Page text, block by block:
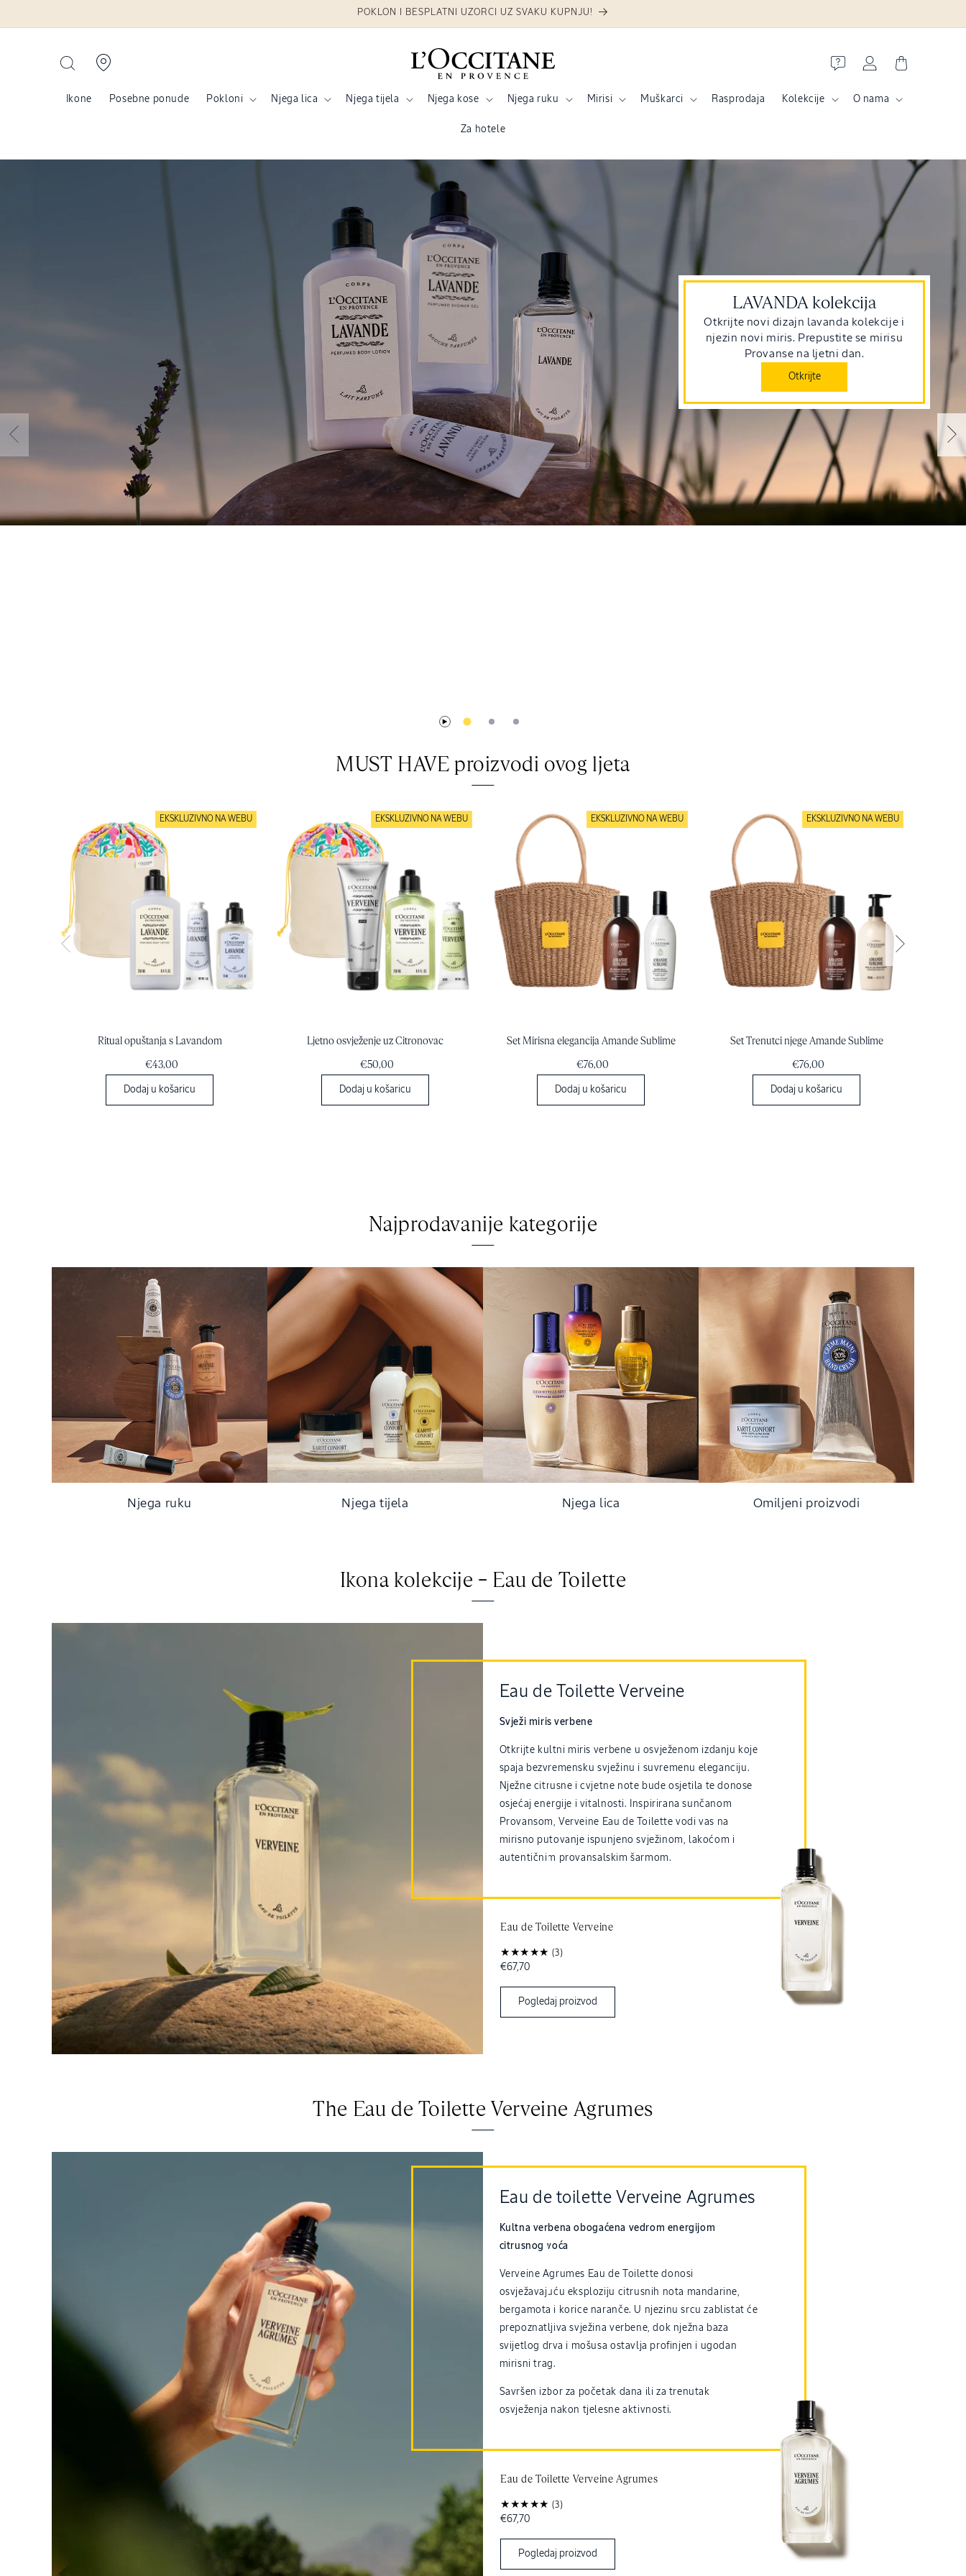
POKLON I BESPLATNI UZORCI UZ SVAKU KUPNJU!
Ikone Posebne ponude Pokloni Njega lica Njega tijela Njega kose Njega ruku Mirisi Muškarci Rasprodaja Kolekcije O nama
Za hotele
Prijava Košarica
LAVANDA kolekcija
Otkrijte novi dizajn lavanda kolekcije i
njezin novi miris. Prepustite se mirisu
Provanse na ljetni dan.
Otkrijte
MUST HAVE proizvodi ovog ljeta
EKSKLUZIVNO NA WEBU
Ritual opuštanja s Lavandom
€43,00
Dodaj u košaricu
EKSKLUZIVNO NA WEBU
Ljetno osvježenje uz Citronovac
€50,00
Dodaj u košaricu
EKSKLUZIVNO NA WEBU
Set Mirisna elegancija Amande Sublime
€76,00
Dodaj u košaricu
EKSKLUZIVNO NA WEBU
Set Trenutci njege Amande Sublime
€76,00
Dodaj u košaricu
Najprodavanije kategorije
Njega ruku Njega tijela Njega lica Omiljeni proizvodi
Ikona kolekcije – Eau de Toilette
Eau de Toilette Verveine
Svježi miris verbene
Otkrijte kultni miris verbene u osvježenom izdanju koje
spaja bezvremensku svježinu i suvremenu eleganciju.
Nježne citrusne i cvjetne note bude osjetila te donose
osjećaj energije i vitalnosti. Inspirirana sunčanom
Provansom, Verveine Eau de Toilette vodi vas na
mirisno putovanje ispunjeno svježinom, lakoćom i
autentičnim provansalskim šarmom.
Eau de Toilette Verveine
(3)
Redovna
€67,70
Pogledaj proizvod
The Eau de Toilette Verveine Agrumes
Eau de toilette Verveine Agrumes
Kultna verbena obogaćena vedrom energijom
citrusnog voća
Verveine Agrumes Eau de Toilette donosi
osvježavajuću eksploziju citrusnih nota mandarine,
bergamota i korice naranče. U njezinu srcu zablistat će
prepoznatljiva svježina verbene, dok nježna baza
svijetlog drva i mošusa ostavlja profinjen i ugodan
mirisni trag.
Savršen izbor za početak dana ili za trenutak
osvježenja nakon tjelesne aktivnosti.
Eau de Toilette Verveine Agrumes
(3)
Redovna
€67,70
Pogledaj proizvod